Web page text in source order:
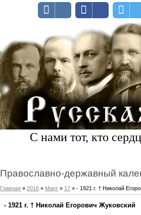
С нами тот, кто
Православно-державный
Главная »2016 » Март » 17 » - 1921 г. † Николай
- 1921 г. † Николай Егорович Жуковский